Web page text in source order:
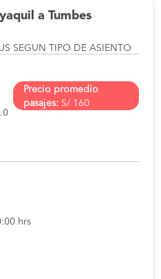
a Tumbes
SEGUN TIPO DE ASIENTO
Precio promedio
pasajes: S/ 160
hrs